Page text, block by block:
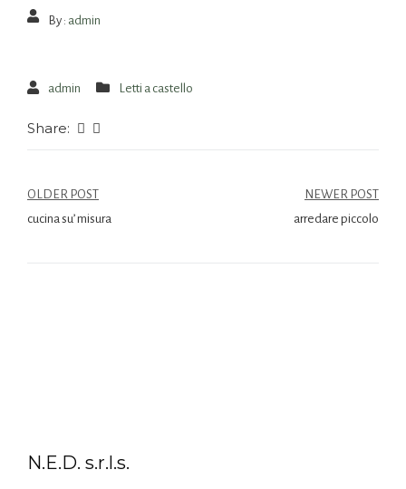
By : admin
admin Letti a castello
Share:
OLDER POST
cucina su’ misura
NEWER POST
arredare piccolo
N.E.D. s.r.l.s.